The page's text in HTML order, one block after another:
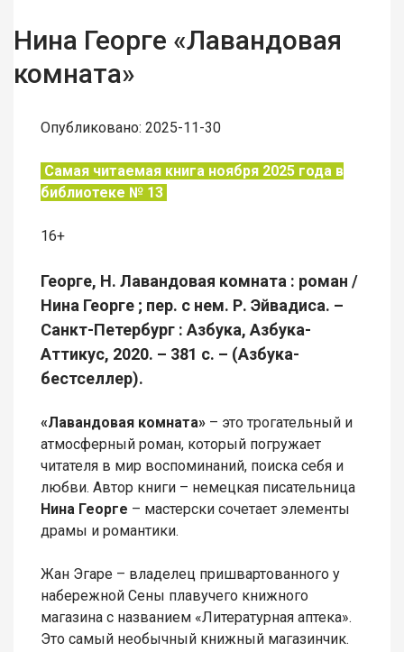
Нина Георге «Лавандовая
комната»
Опубликовано: 2025-11-30
Самая читаемая книга ноября 2025 года в
библиотеке № 13
16+
Георге, Н. Лавандовая комната : роман /
Нина Георге ; пер. с нем. Р. Эйвадиса. –
Санкт-Петербург : Азбука, Азбука-
Аттикус, 2020. – 381 с. – (Азбука-
бестселлер).
«Лавандовая комната» – это трогательный и
атмосферный роман, который погружает
читателя в мир воспоминаний, поиска себя и
любви. Автор книги – немецкая писательница
Нина Георге – мастерски сочетает элементы
драмы и романтики.
Жан Эгаре – владелец пришвартованного у
набережной Сены плавучего книжного
магазина с названием «Литературная аптека».
Это самый необычный книжный магазинчик.